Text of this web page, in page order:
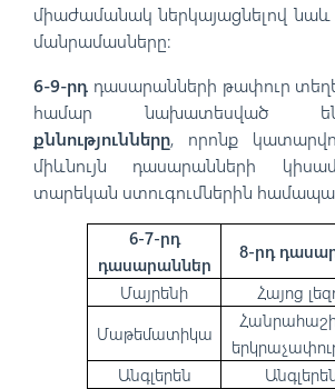
միաժամանակ ներկայացնելով նաև
մանրամասները:
6-9-րդ դասարանների թափուր
համար նախատեսված
քննությունները, որոնք
միևնույն դասարանների
տարեկան ստուգումներին
6-7-րդ
դասարաններ
8-րդ
Մայրենի
Հայոց
Մաթեմատիկա
Անգլերեն